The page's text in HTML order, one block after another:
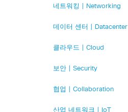
네트워킹 | Networking
데이터 센터 | Datacenter
클라우드 | Cloud
보안 | Security
협업 | Collaboration
산업 네트워크 | IoT